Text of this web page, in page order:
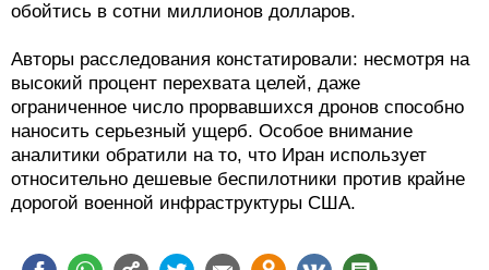
обойтись в сотни миллионов долларов.
Авторы расследования констатировали: несмотря на
высокий процент перехвата целей, даже
ограниченное число прорвавшихся дронов способно
наносить серьезный ущерб. Особое внимание
аналитики обратили на то, что Иран использует
относительно дешевые беспилотники против крайне
дорогой военной инфраструктуры США.